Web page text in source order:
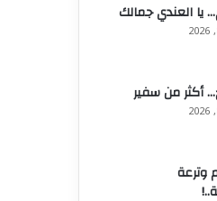
يا العندي جمالك
أكثر من سفير
وترعة